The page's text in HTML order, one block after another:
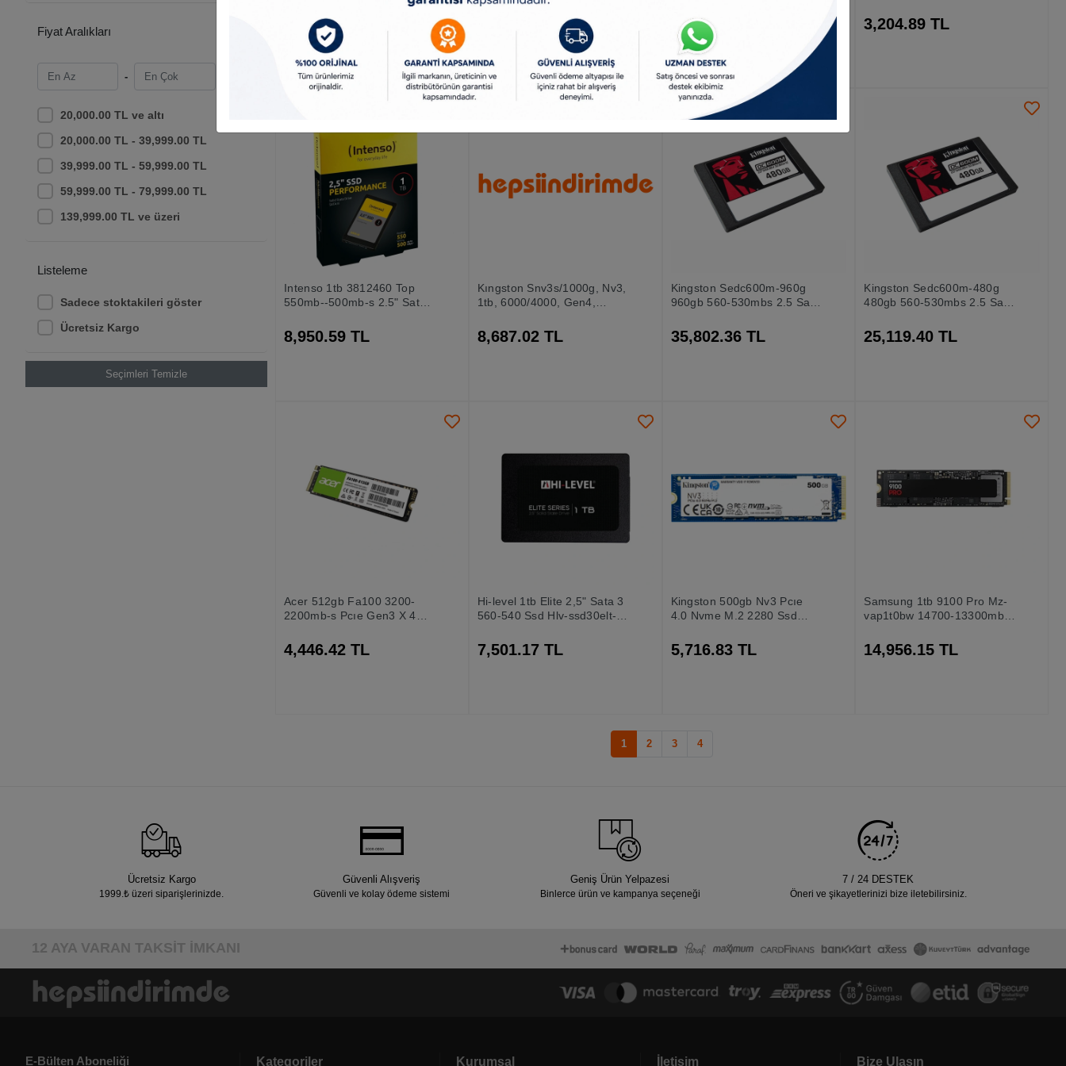
Fiyat Aralıkları
-
20,000.00 TL ve altı
20,000.00 TL - 39,999.00 TL
39,999.00 TL - 59,999.00 TL
59,999.00 TL - 79,999.00 TL
139,999.00 TL ve üzeri
Listeleme
Sadece stoktakileri göster
Ücretsiz Kargo
Seçimleri Temizle
450mb Yazma) Ssd Disk
5,127.82 TL
4500mb-s Ssd Disk
19,056.09 TL 11,837.88 TL 3,204.89 TL
Intenso 1tb 3812460 Top
550mb--500mb-s 2.5" Sata
8,950.59 TL
Kıngston Snv3s/1000g, Nv3,
1tb, 6000/4000, Gen4,
8,687.02 TL
Kingston Sedc600m-960g
960gb 560-530mbs 2.5 Sata
35,802.36 TL
Kingston Sedc600m-480g
480gb 560-530mbs 2.5 Sata
25,119.40 TL
Acer 512gb Fa100 3200-
2200mb-s Pcıe Gen3 X 4
4,446.42 TL
Hi-level 1tb Elite 2,5" Sata 3
560-540 Ssd Hlv-ssd30elt-1t
7,501.17 TL
Kingston 500gb Nv3 Pcıe
4.0 Nvme M.2 2280 Ssd
5,716.83 TL
Samsung 1tb 9100 Pro Mz-
vap1t0bw 14700-13300mb-
14,956.15 TL
1 2 3 4
Ücretsiz Kargo
1999.₺ üzeri siparişlerinizde.
Güvenli Alışveriş
Güvenli ve kolay ödeme sistemi
Geniş Ürün Yelpazesi
Binlerce ürün ve kampanya seçeneği
7 / 24 DESTEK
Öneri ve şikayetlerinizi bize iletebilirsiniz.
12 AYA VARAN TAKSİT İMKANI
E-Bülten Aboneliği Kategoriler Kurumsal İletişim Bize Ulaşın